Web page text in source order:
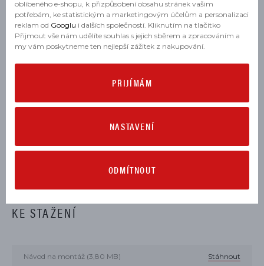
SUPERBIKE PANIGALE 1199 S ABS 2012, 2013, 2014
SUPERBIKE PANIGALE 1199 S TRICOLORE 2012, 2013
SUPERBIKE PANIGALE 1299 R FINAL EDITION 2018
SUPERBIKE PANIGALE 1299 S ABS 2015, 2016, 2017
SUPERBIKE PANIGALE R 2015, 2016, 2017
SUPERBIKE PANIGALE V2 2020, 2021, 2022, 2023, 2024
SUPERBIKE PANIGALE V2 TROY BAYLISS 2021, 2022, 2023,
KE STAŽENÍ
Návod na montáž (3,80 MB) Stáhnout
oblíbeného e-shopu, k přizpůsobení obsahu stránek vašim
potřebám, ke statistickým a marketingovým účelům a personalizaci
reklam od Googlu i dalších společností. Kliknutím na tlačítko
Přijmout vše nám udělíte souhlas s jejich sběrem a zpracováním a
my vám poskytneme ten nejlepší zážitek z nakupování.
PŘIJÍMÁM
NASTAVENÍ
ODMÍTNOUT